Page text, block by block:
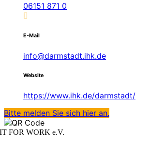
06151 871 0
E-Mail
info@darmstadt.ihk.de
Website
https://www.ihk.de/darmstadt/
Bitte melden Sie sich hier an.
IT FOR WORK e.V.